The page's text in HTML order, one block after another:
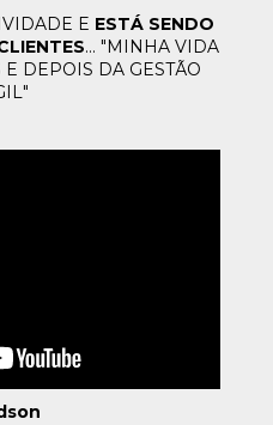
E ESTÁ SENDO
... "MINHA VIDA
E DEPOIS DA GESTÃO